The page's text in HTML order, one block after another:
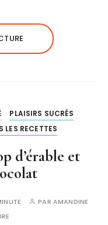
PLAISIRS SUCRÉS
LES RECETTES
d’érable et
PAR AMANDINE